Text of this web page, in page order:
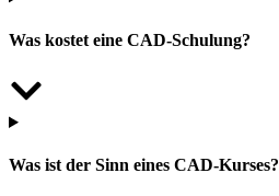
Was kostet eine CAD-Schulung?
Was ist der Sinn eines CAD-Kurses?